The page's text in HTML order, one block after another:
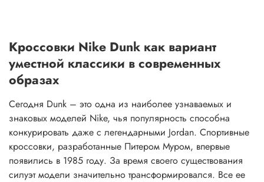
Кроссовки Nike Dunk как вариант
уместной классики в современных
образах
Сегодня Dunk – это одна из наиболее узнаваемых и
знаковых моделей Nike, чья популярность способна
конкурировать даже с легендарными Jordan. Спортивные
кроссовки, разработанные Питером Муром, впервые
появились в 1985 году. За время своего существования
силуэт модели значительно трансформировался. Все ее